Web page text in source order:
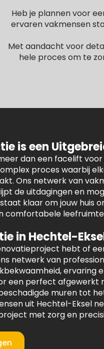
Heb je plannen voor
ervaren vakmensen
Met aandacht voor
hele proces om te
is een
dan een facelift voor
proces waarbij
Ons netwerk van
de uitdagingen en
klaar om jouw huis
comfortabele
in Hechtel-
hebt of
netwerk van
ervaring
een perfect afgewerkt
muren tot
uit Hechtel-Eksel
met zorg en